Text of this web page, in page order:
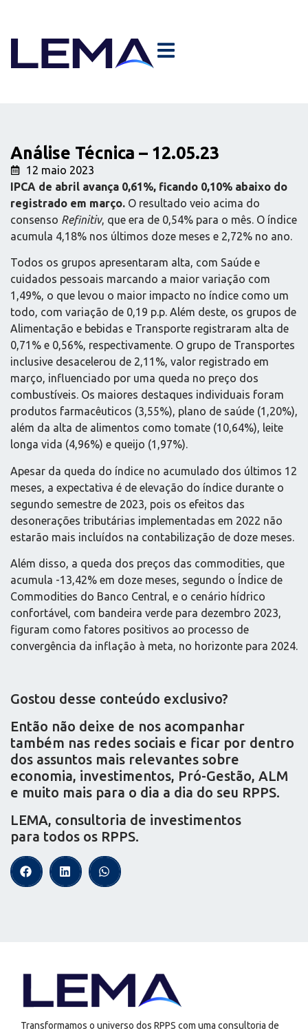
Análise Técnica – 12.05.23
12 maio 2023
IPCA de abril avança 0,61%, ficando 0,10% abaixo do
registrado em março. O resultado veio acima do
consenso Refinitiv, que era de 0,54% para o mês. O índice
acumula 4,18% nos últimos doze meses e 2,72% no ano.
Todos os grupos apresentaram alta, com Saúde e
cuidados pessoais marcando a maior variação com
1,49%, o que levou o maior impacto no índice como um
todo, com variação de 0,19 p.p. Além deste, os grupos de
Alimentação e bebidas e Transporte registraram alta de
0,71% e 0,56%, respectivamente. O grupo de Transportes
inclusive desacelerou de 2,11%, valor registrado em
março, influenciado por uma queda no preço dos
combustíveis. Os maiores destaques individuais foram
produtos farmacêuticos (3,55%), plano de saúde (1,20%),
além da alta de alimentos como tomate (10,64%), leite
longa vida (4,96%) e queijo (1,97%).
Apesar da queda do índice no acumulado dos últimos 12
meses, a expectativa é de elevação do índice durante o
segundo semestre de 2023, pois os efeitos das
desonerações tributárias implementadas em 2022 não
estarão mais incluídos na contabilização de doze meses.
Além disso, a queda dos preços das commodities, que
acumula -13,42% em doze meses, segundo o Índice de
Commodities do Banco Central, e o cenário hídrico
confortável, com bandeira verde para dezembro 2023,
figuram como fatores positivos ao processo de
convergência da inflação à meta, no horizonte para 2024.
Gostou desse conteúdo exclusivo?
Então não deixe de nos acompanhar
também nas redes sociais e ficar por dentro
dos assuntos mais relevantes sobre
economia, investimentos, Pró-Gestão, ALM
e muito mais para o dia a dia do seu RPPS.
LEMA, consultoria de investimentos
para todos os RPPS.
Transformamos o universo dos RPPS com uma consultoria de